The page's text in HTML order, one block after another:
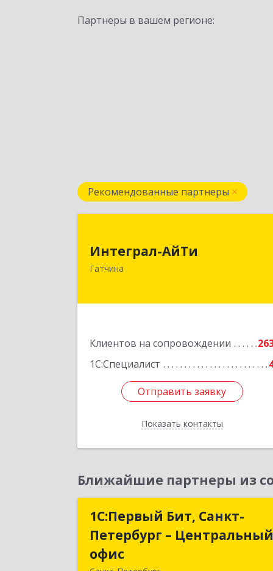
Партнеры в вашем регионе:
Рекомендованные партнеры
Интеграл-АйТи
Гатчина
Клиентов на сопровождении
1С:Специалист
Отправить заявку
Показать контакты
Гатчинский р-н, Гатчина г, 25 Октября
Отправить заявку
Назад
Ближайшие партнеры из
1С:Первый Бит, Санкт-
Петербург – Центральный
офис
1С:Первый Бит, Санкт-
Петербург – Центральный